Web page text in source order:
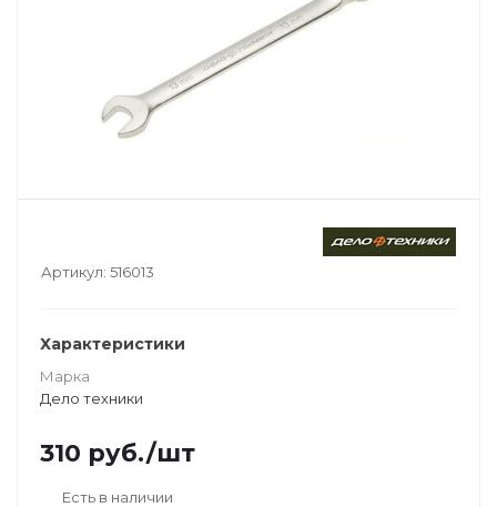
Артикул: 516013
Характеристики
Марка
Дело техники
310 руб./шт
Есть в наличии